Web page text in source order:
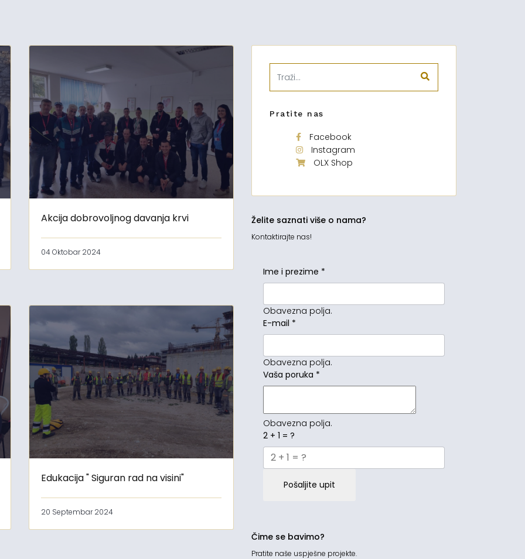
Akcija dobrovoljnog davanja krvi
04 Oktobar 2024
Edukacija " Siguran rad na visini"
20 Septembar 2024
Pratite nas
Facebook
Instagram
OLX Shop
Želite saznati više o nama?
Kontaktirajte nas!
Ime i prezime *
Obavezna polja.
E-mail *
Obavezna polja.
Vaša poruka *
Obavezna polja.
2 + 1 = ?
Pošaljite upit
Čime se bavimo?
Pratite naše uspješne projekte.